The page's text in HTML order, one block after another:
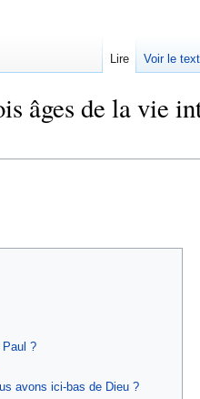
âges de la vie
Paul ?
avons ici-bas de Dieu ?
Lire Voir le